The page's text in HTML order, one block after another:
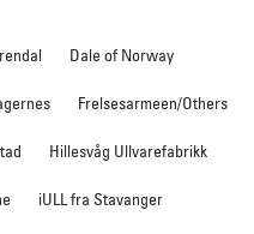
Dale of Norway
Frelsesarmeen/Others
Hillesvåg Ullvarefabrikk
iULL fra Stavanger